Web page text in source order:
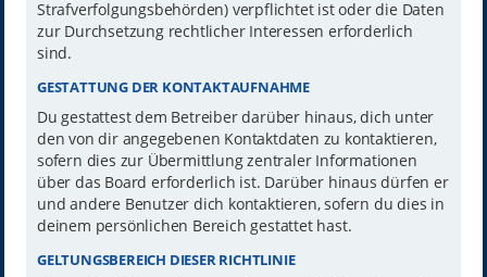
Strafverfolgungsbehörden) verpflichtet ist oder die Daten
zur Durchsetzung rechtlicher Interessen erforderlich
sind.
GESTATTUNG DER KONTAKTAUFNAHME
Du gestattest dem Betreiber darüber hinaus, dich unter
den von dir angegebenen Kontaktdaten zu kontaktieren,
sofern dies zur Übermittlung zentraler Informationen
über das Board erforderlich ist. Darüber hinaus dürfen er
und andere Benutzer dich kontaktieren, sofern du dies in
deinem persönlichen Bereich gestattet hast.
GELTUNGSBEREICH DIESER RICHTLINIE